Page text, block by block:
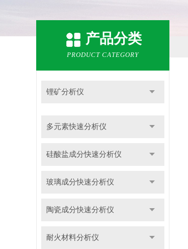
产品分类
PRODUCT CATEGORY
锂矿分析仪
多元素快速分析仪
硅酸盐成分快速分析仪
玻璃成分快速分析仪
陶瓷成分快速分析仪
耐火材料分析仪